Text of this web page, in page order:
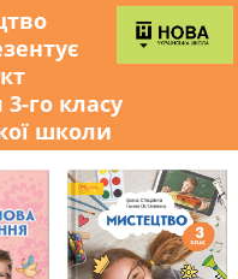
го класу
школи